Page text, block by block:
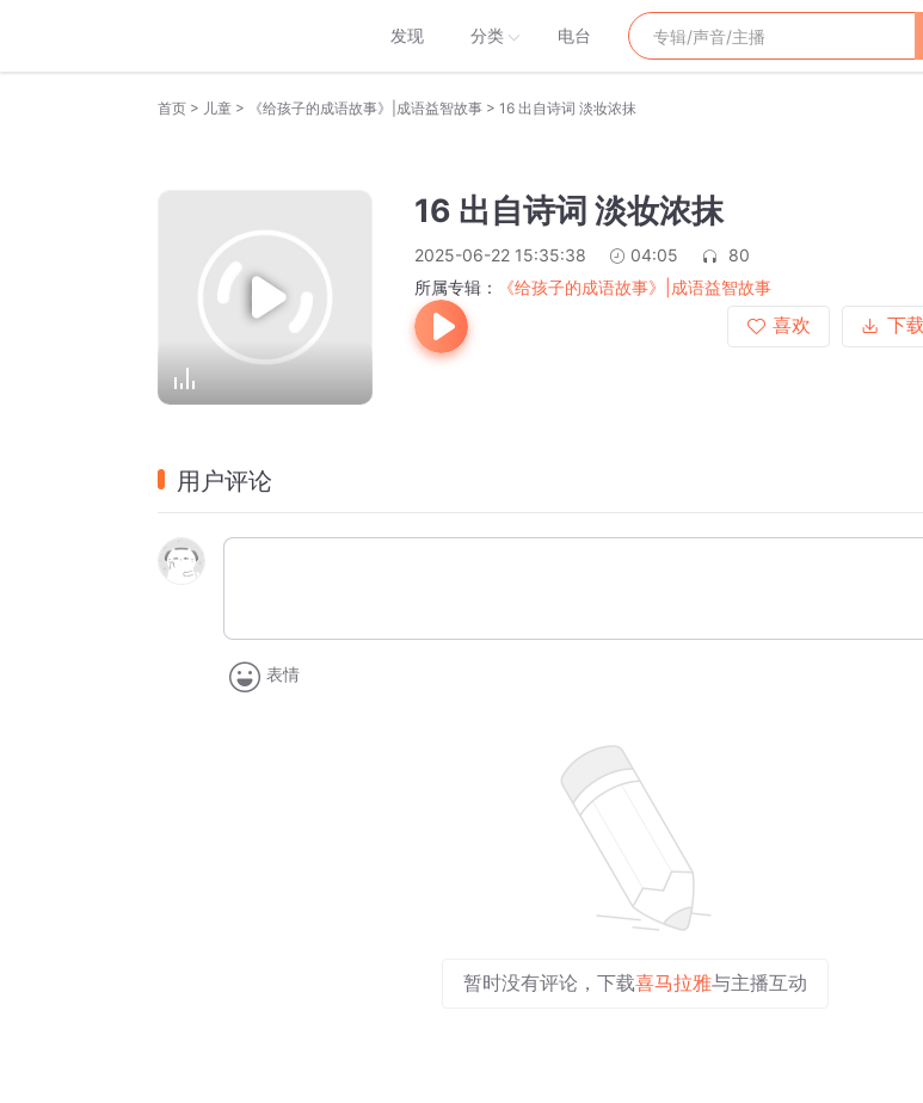
发现 分类 电台
首页 > 儿童 > 《给孩子的成语故事》|成语益智故事 > 16 出自诗词 淡妆浓抹
16 出自诗词 淡妆浓抹
2025-06-22 15:35:38 04:05
80
所属专辑：
《给孩子的成语故事》|成语益智故事
喜欢
下载
用户评论
表情
暂时没有评论，下载喜马拉雅与主播互动